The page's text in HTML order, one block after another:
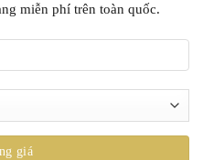
miễn phí trên toàn quốc.